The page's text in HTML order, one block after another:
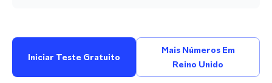
Iniciar Teste Gratuito
Mais Números Em
Reino Unido